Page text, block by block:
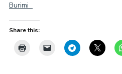
Burimi
Share this: